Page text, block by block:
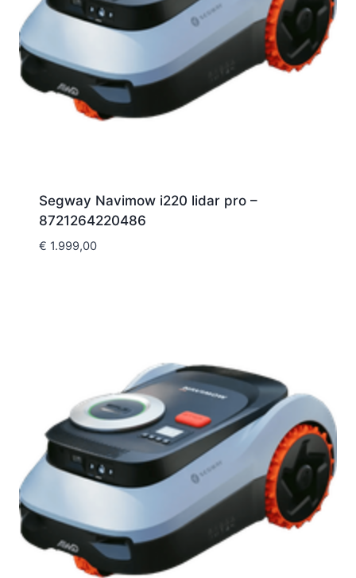
Segway Navimow i220 lidar pro –
8721264220486
€ 1.999,00